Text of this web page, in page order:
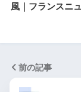
風｜フランスニ
前の記事